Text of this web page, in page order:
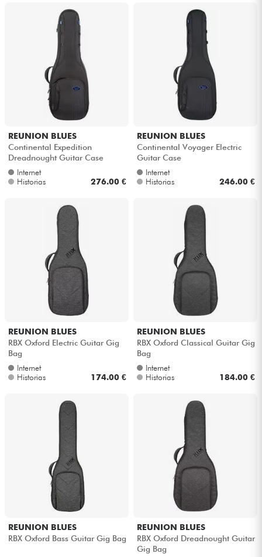
Bundle
REUNION BLUES
Continental Expedition
Dreadnought Guitar Case
Internet
Historias
276.00 €
REUNION BLUES
Continental Voyager Electric
Guitar Case
Internet
Historias
246.00 €
REUNION BLUES
RBX Oxford Electric Guitar Gig
Bag
Internet
Historias
174.00 €
REUNION BLUES
RBX Oxford Classical Guitar Gig
Bag
Internet
Historias
184.00 €
REUNION BLUES
RBX Oxford Bass Guitar Gig Bag
REUNION BLUES
RBX Oxford Dreadnought Guitar
Gig Bag